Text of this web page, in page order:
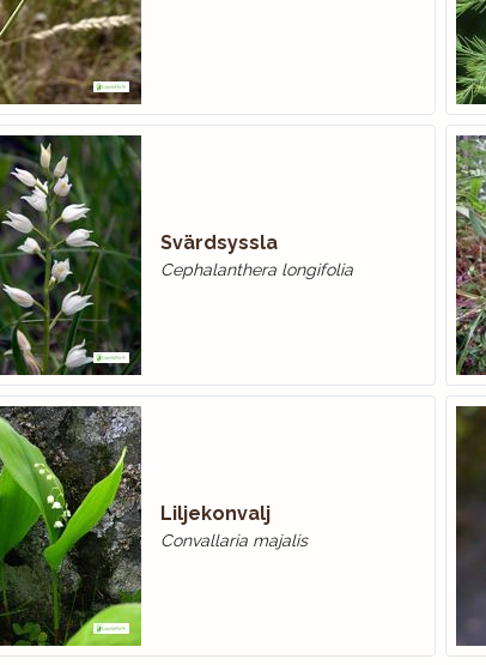
Svärdsyssla
Cephalanthera longifolia
Liljekonvalj
Convallaria majalis